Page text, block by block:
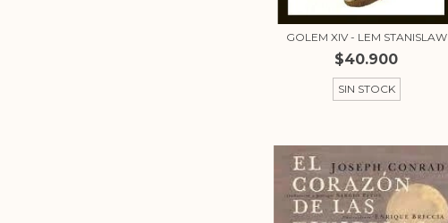
GOLEM XIV - LEM STANISLAW
$40.900
SIN STOCK